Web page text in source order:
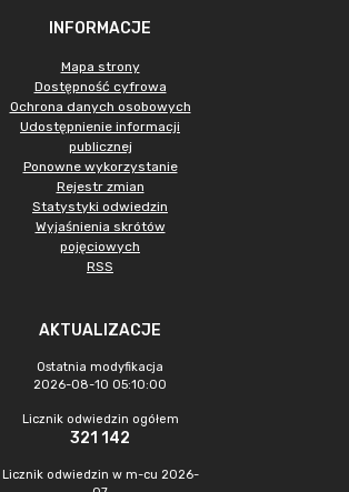
INFORMACJE
Mapa strony
Dostępność cyfrowa
Ochrona danych osobowych
Udostępnienie informacji
publicznej
Ponowne wykorzystanie
Rejestr zmian
Statystyki odwiedzin
Wyjaśnienia skrótów
pojęciowych
RSS
AKTUALIZACJE
Ostatnia modyfikacja
2026-08-10 05:10:00
Licznik odwiedzin ogółem
321 142
Licznik odwiedzin w m-cu 2026-